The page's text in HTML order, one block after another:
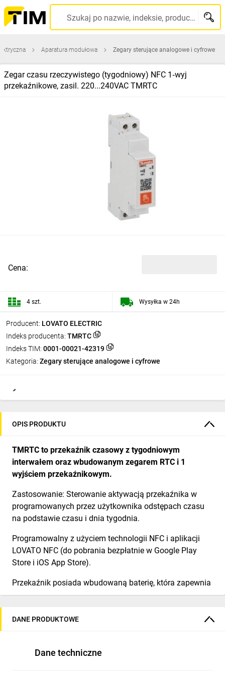
Szukaj po nazwie, indeksie, producencie, kodzie kreskowym...
Aparatura modułowa Zegary sterujące analogowe i cyfrowe
Zegar czasu rzeczywistego (tygodniowy) NFC 1‑wyj
przekaźnikowe, zasil. 220...240VAC TMRTC
Producent: LOVATO ELECTRIC
Indeks producenta: TMRTC
Indeks TIM: 0001-00021-42319
Kategoria: Zegary sterujące analogowe i cyfrowe
Cena:
4 szt. Wysyłka w 24h
OPIS PRODUKTU
TMRTC to przekaźnik czasowy z tygodniowym
interwałem oraz wbudowanym zegarem RTC i 1
wyjściem przekaźnikowym.
Zastosowanie: Sterowanie aktywacją przekaźnika w
programowanych przez użytkownika odstępach czasu
na podstawie czasu i dnia tygodnia.
Programowalny z użyciem technologii NFC i aplikacji
LOVATO NFC (do pobrania bezpłatnie w Google Play
Store i iOS App Store).
Przekaźnik posiada wbudowaną baterię, która zapewnia
utrzymanie ustawionego czasu nawet w przypadku
ustawia datę i godzinę, dzięki czemu jest gotowy do
DANE PRODUKTOWE
Dane techniczne